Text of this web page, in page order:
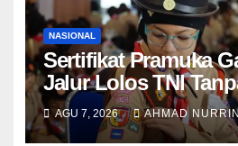
NASIONAL
Sertifikat Pramuka
Jalur Lolos TNI
TNI Tegaskan Aturan
AGU 7, 2026 AHMAD